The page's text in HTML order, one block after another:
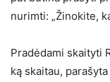
nurimti: „Žinokite,
Pradėdami skaityti
ką skaitau,